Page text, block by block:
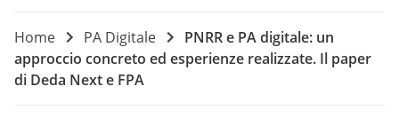
Home PA Digitale
PNRR e PA digitale: un
approccio concreto ed esperienze realizzate. Il paper
di Deda Next e FPA